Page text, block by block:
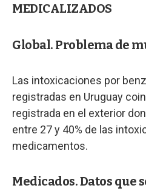
MEDICALIZADOS
Global. Problema de
Las intoxicaciones por
registradas en Uruguay
registrada en el exterior
entre 27 y 40% de las
medicamentos.
Medicados. Datos que